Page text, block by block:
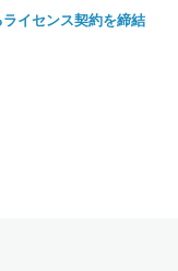
ライセンス契約を締結